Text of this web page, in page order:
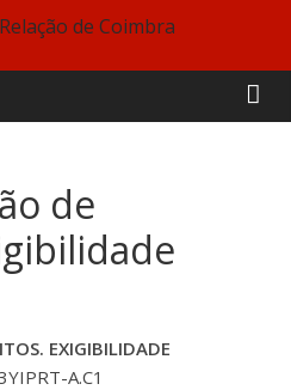
de
EXIGIBILIDADE
A.C1